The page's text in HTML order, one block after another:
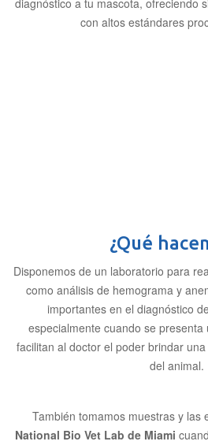
diagnóstico a tu mascota, ofreciendo
con altos estándares
¿Qué
Disponemos de un laboratorio para
como análisis de hemograma y
importantes en el diagnóstico
especialmente cuando se
facilitan al doctor el poder brindar
del animal.
También tomamos muestras y las
National Bio Vet Lab de Miami